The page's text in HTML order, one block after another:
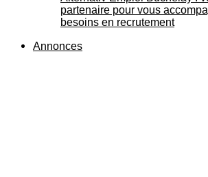
partenaire pour vous
besoins en recrutement
Annonces